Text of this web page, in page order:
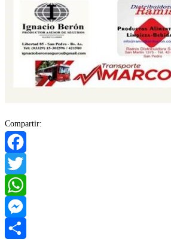
Compartir:
Facebook
Twitter
WhatsApp
Messenger